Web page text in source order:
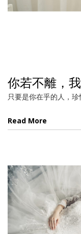
你若不離，
只要是你在乎的人，珍
Read More